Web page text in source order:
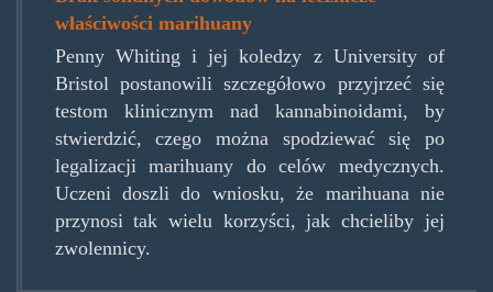
właściwości marihuany
Penny Whiting i jej koledzy z University of
Bristol postanowili szczegółowo przyjrzeć się
testom klinicznym nad kannabinoidami, by
stwierdzić, czego można spodziewać się po
legalizacji marihuany do celów medycznych.
Uczeni doszli do wniosku, że marihuana nie
przynosi tak wielu korzyści, jak chcieliby jej
zwolennicy.